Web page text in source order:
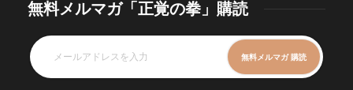
無料メルマガ「正覚の拳」購読